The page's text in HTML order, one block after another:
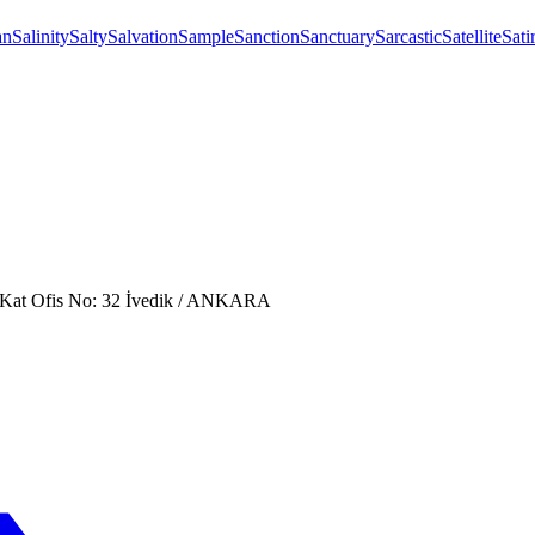
SalinitySaltySalvationSampleSanctionSanctuarySarcasticSatellite
Kat Ofis No: 32 İvedik / ANKARA